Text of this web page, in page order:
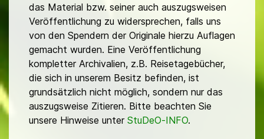
das Material bzw. seiner auch auszugsweisen
Veröffentlichung zu widersprechen, falls uns
von den Spendern der Originale hierzu Auflagen
gemacht wurden. Eine Veröffentlichung
kompletter Archivalien, z.B. Reisetagebücher,
die sich in unserem Besitz befinden, ist
grundsätzlich nicht möglich, sondern nur das
auszugsweise Zitieren. Bitte beachten Sie
unsere Hinweise unter StuDeO-INFO.